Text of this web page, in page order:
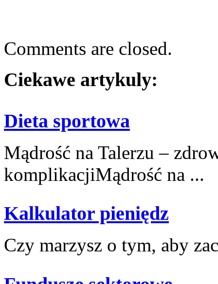
Comments are closed.
Ciekawe artykuly:
Dieta sportowa
Mądrość na Talerzu –
komplikacjiMądrość na ...
Kalkulator pieniędz
Czy marzysz o tym, aby